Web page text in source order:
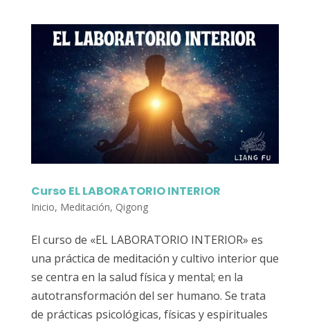
Curso EL LABORATORIO INTERIOR
Inicio, Meditación, Qigong
El curso de «EL LABORATORIO INTERIOR» es
una práctica de meditación y cultivo interior que
se centra en la salud física y mental; en la
autotransformación del ser humano. Se trata
de prácticas psicológicas, físicas y espirituales